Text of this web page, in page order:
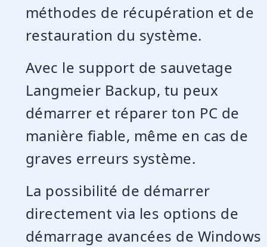
méthodes de récupération et de
restauration du système.
Avec le support de sauvetage
Langmeier Backup, tu peux
démarrer et réparer ton PC de
manière fiable, même en cas de
graves erreurs système.
La possibilité de démarrer
directement via les options de
démarrage avancées de Windows